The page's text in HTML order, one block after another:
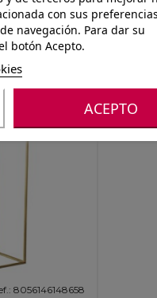
CON
H102
ORO
8056146148658
con sus preferencias
navegación. Para dar su
botón Acepto.
ACEPTO